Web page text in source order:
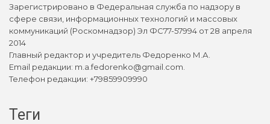
Зарегистрировано в Федеральная служба по надзору в
сфере связи, информационных технологий и массовых
коммуникаций (Роскомнадзор) Эл ФС77-57994 от 28 апреля
2014
Главный редактор и учредитель Федоренко М.А.
Email редакции: m.a.fedorenko@gmail.com.
Телефон редакции: +79859909990
Теги